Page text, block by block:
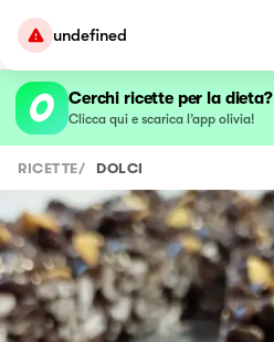
undefined
Cerchi ricette per la dieta?
Clicca qui e scarica l’app olivia!
RICETTE/ DOLCI